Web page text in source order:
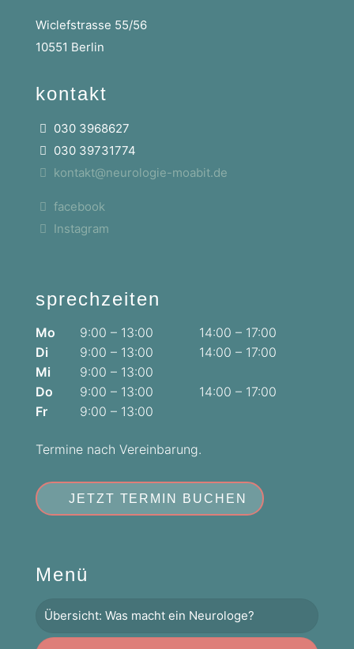
Wiclefstrasse 55/56
10551 Berlin
kontakt
030 3968627
030 39731774
kontakt@neurologie-moabit.de
facebook
Instagram
sprechzeiten
Mo 9:00 – 13:00
14:00 – 17:00
Di
9:00 – 13:00
14:00 – 17:00
Mi
9:00 – 13:00
Do
9:00 – 13:00
14:00 – 17:00
Fr
9:00 – 13:00
Termine nach Vereinbarung.
JETZT TERMIN BUCHEN
Menü
Übersicht: Was macht ein Neurologe?